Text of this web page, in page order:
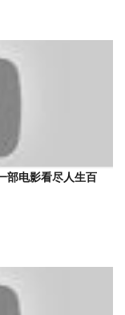
部电影看尽人生百